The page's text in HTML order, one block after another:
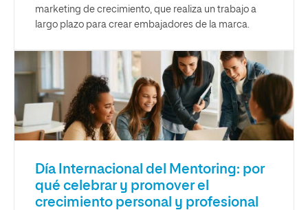
marketing de crecimiento, que realiza un trabajo a
largo plazo para crear embajadores de la marca.
Día Internacional del Mentoring: por
qué celebrar y promover el
crecimiento personal y profesional